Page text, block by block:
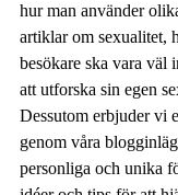
hur man använder
artiklar om sexualitet,
besökare ska vara väl
att utforska sin egen
Dessutom erbjuder vi
genom våra
personliga och unika